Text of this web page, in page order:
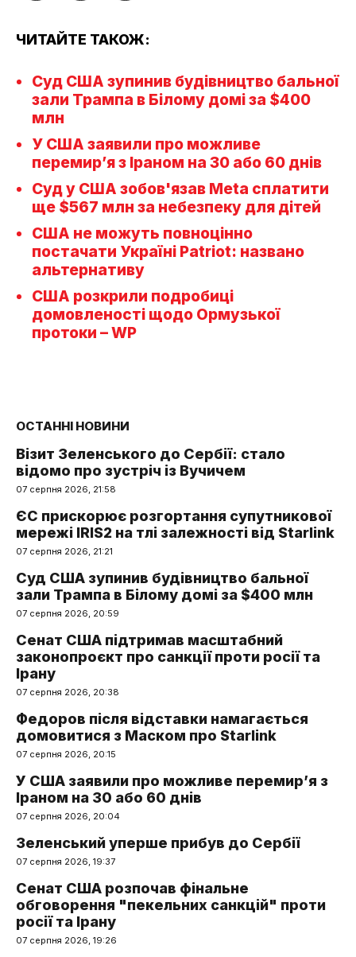
ЧИТАЙТЕ ТАКОЖ:
Суд США зупинив будівництво бальної
зали Трампа в Білому домі за $400
млн
У США заявили про можливе
перемир’я з Іраном на 30 або 60 днів
Суд у США зобов'язав Meta сплатити
ще $567 млн за небезпеку для дітей
США не можуть повноцінно
постачати Україні Patriot: названо
альтернативу
США розкрили подробиці
домовленості щодо Ормузької
протоки – WP
ОСТАННІ НОВИНИ
Візит Зеленського до Сербії: стало
відомо про зустріч із Вучичем
07 серпня 2026, 21:58
ЄС прискорює розгортання супутникової
мережі IRIS2 на тлі залежності від Starlink
07 серпня 2026, 21:21
Суд США зупинив будівництво бальної
зали Трампа в Білому домі за $400 млн
07 серпня 2026, 20:59
Сенат США підтримав масштабний
законопроєкт про санкції проти росії та
Ірану
07 серпня 2026, 20:38
Федоров після відставки намагається
домовитися з Маском про Starlink
07 серпня 2026, 20:15
У США заявили про можливе перемир’я з
Іраном на 30 або 60 днів
07 серпня 2026, 20:04
Зеленський уперше прибув до Сербії
07 серпня 2026, 19:37
Сенат США розпочав фінальне
обговорення "пекельних санкцій" проти
росії та Ірану
07 серпня 2026, 19:26